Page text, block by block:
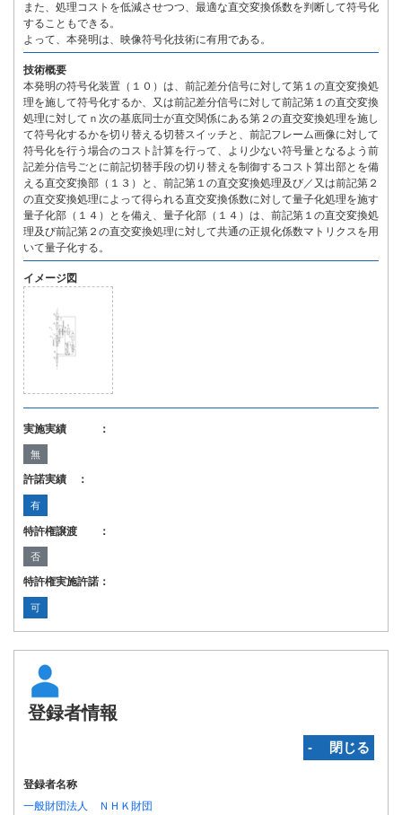
また、処理コストを低減させつつ、最適な直交変換係数を判断して符号化
することもできる。
よって、本発明は、映像符号化技術に有用である。
技術概要
本発明の符号化装置（１０）は、前記差分信号に対して第１の直交変換処
理を施して符号化するか、又は前記差分信号に対して前記第１の直交変換
処理に対してｎ次の基底同士が直交関係にある第２の直交変換処理を施し
て符号化するかを切り替える切替スイッチと、前記フレーム画像に対して
符号化を行う場合のコスト計算を行って、より少ない符号量となるよう前
記差分信号ごとに前記切替手段の切り替えを制御するコスト算出部とを備
える直交変換部（１３）と、前記第１の直交変換処理及び／又は前記第２
の直交変換処理によって得られる直交変換係数に対して量子化処理を施す
量子化部（１４）とを備え、量子化部（１４）は、前記第１の直交変換処
理及び前記第２の直交変換処理に対して共通の正規化係数マトリクスを用
いて量子化する。
イメージ図
実施実績 ：
無
許諾実績 ：
有
特許権譲渡 ：
否
特許権実施許諾：
可
登録者情報
‐ 閉じる
登録者名称
一般財団法人 ＮＨＫ財団